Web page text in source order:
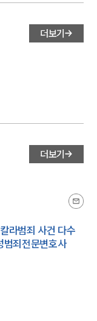
더보기
더보기
라범죄 사건 다수
죄전문변호사